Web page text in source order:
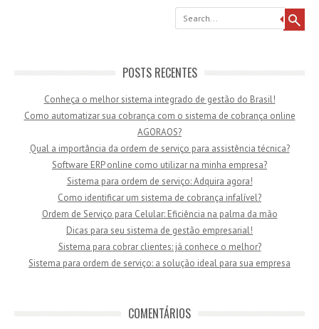
Search
POSTS RECENTES
Conheça o melhor sistema integrado de gestão do Brasil!
Como automatizar sua cobrança com o sistema de cobrança online
AGORAOS?
Qual a importância da ordem de serviço para assistência técnica?
Software ERP online como utilizar na minha empresa?
Sistema para ordem de serviço: Adquira agora!
Como identificar um sistema de cobrança infalível?
Ordem de Serviço para Celular: Eficiência na palma da mão
Dicas para seu sistema de gestão empresarial!
Sistema para cobrar clientes: já conhece o melhor?
Sistema para ordem de serviço: a solução ideal para sua empresa
COMENTÁRIOS